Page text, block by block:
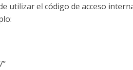
utilizar el código de acceso